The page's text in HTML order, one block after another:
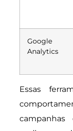
Google
Analytics
Essas